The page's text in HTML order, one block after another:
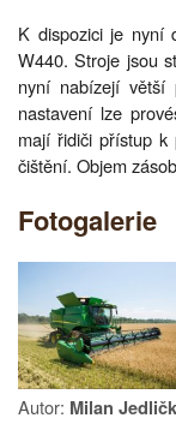
K dispozici je nyní
W440. Stroje jsou
nyní nabízejí
nastavení lze
mají řidiči přístup k
čištění. Objem
Fotogalerie
Autor: Milan